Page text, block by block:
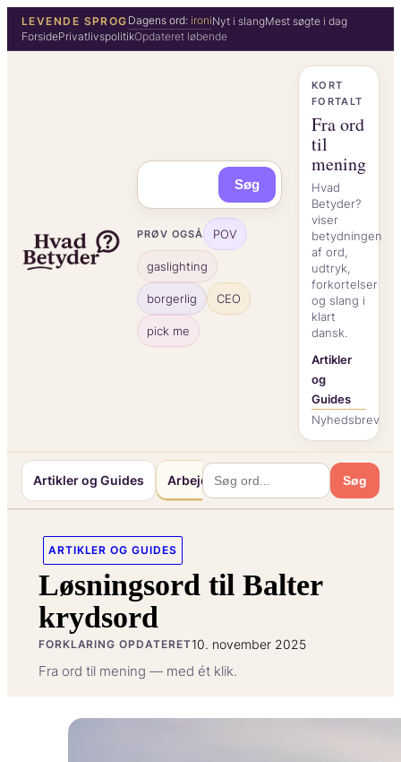
Spring
LEVENDE SPROG Dagens ord: ironiNyt i slangMest søgte i dag
ForsidePrivatlivspolitikOpdateret løbende
Søg
PRØV OGSÅ POV
gaslighting
borgerlig CEO
pick me
KORT
FORTALT
Fra ord
til
mening
Hvad
Betyder?
viser
betydningen
af ord,
udtryk,
forkortelser
og slang i
klart
dansk.
Artikler
og
Guides
Nyhedsbrev
Artikler og Guides Arbejde og Karriereliv Søg
ARTIKLER OG GUIDES
Løsningsord til Balter
krydsord
FORKLARING OPDATERET10. november 2025
Fra ord til mening — med ét klik.